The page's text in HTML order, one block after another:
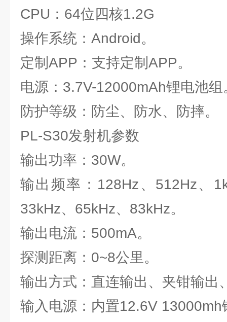
CPU：64位四核1.2G
操作系统：Android。
定制APP：支持定制APP。
电源：3.7V-12000mAh锂电池组
防护等级：防尘、防水、防摔。
PL-S30发射机参数
输出功率：30W。
输出频率：128Hz、512Hz、
33kHz、65kHz、83kHz。
输出电流：500mA。
探测距离：0~8公里。
输出方式：直连输出、夹钳输出
输入电源：内置12.6V 13000mh